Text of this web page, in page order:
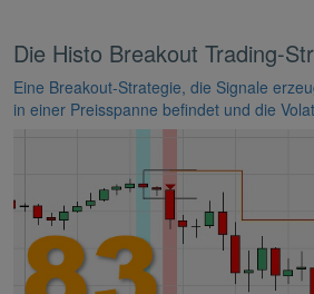
Die Histo Breakout Trading-
Eine Breakout-Strategie, die Signale
in einer Preisspanne befindet und die